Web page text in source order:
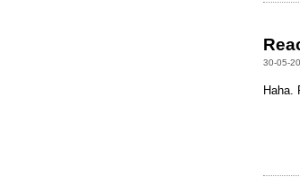
30-05-
Haha.